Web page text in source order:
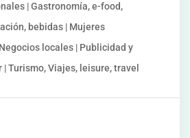
| Gastronomía, e-food,
bebidas | Mujeres
locales | Publicidad y
Turismo, Viajes, leisure, travel